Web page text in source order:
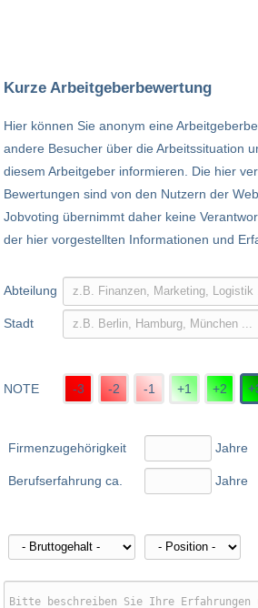
Kurze Arbeitgeberbewertung
Hier können Sie anonym eine
andere Besucher über die Arbeitssituation
diesem Arbeitgeber informieren. Die hier
Bewertungen sind von den Nutzern der
Jobvoting übernimmt daher keine
der hier vorgestellten Informationen und
Abteilung
Stadt
NOTE -3 -2 -1 +1 +2
Firmenzugehörigkeit
Berufserfahrung ca.
Jahre
Jahre